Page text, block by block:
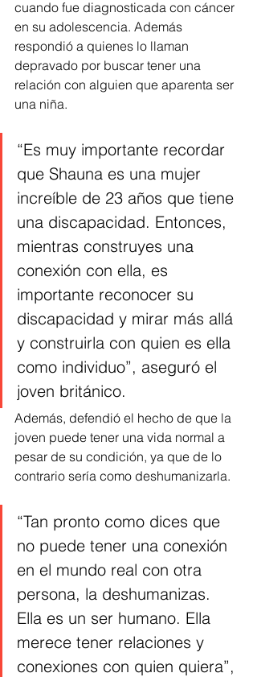
cuando fue diagnosticada con cáncer
en su adolescencia. Además
respondió a quienes lo llaman
depravado por buscar tener una
relación con alguien que aparenta ser
una niña.
“Es muy importante recordar
que Shauna es una mujer
increíble de 23 años que tiene
una discapacidad. Entonces,
mientras construyes una
conexión con ella, es
importante reconocer su
discapacidad y mirar más allá
y construirla con quien es ella
como individuo”, aseguró el
joven británico.
Además, defendió el hecho de que la
joven puede tener una vida normal a
pesar de su condición, ya que de lo
contrario sería como deshumanizarla.
“Tan pronto como dices que
no puede tener una conexión
en el mundo real con otra
persona, la deshumanizas.
Ella es un ser humano. Ella
merece tener relaciones y
conexiones con quien quiera”,